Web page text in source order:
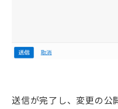
送信が完了し、変更の公